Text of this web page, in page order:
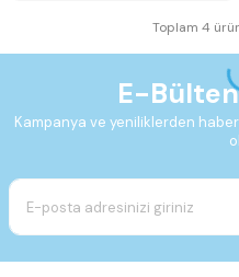
Toplam 4
E-
Kampanya ve yeniliklerden